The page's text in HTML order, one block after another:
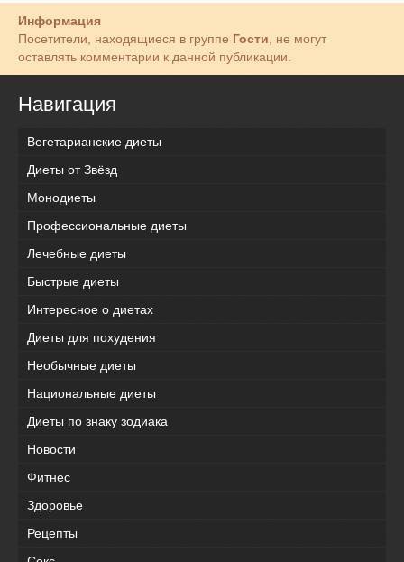
Информация
Посетители, находящиеся в группе Гости , не могут
оставлять комментарии к данной публикации.
Навигация
Вегетарианские диеты
Диеты от Звёзд
Монодиеты
Профессиональные диеты
Лечебные диеты
Быстрые диеты
Интересное о диетах
Диеты для похудения
Необычные диеты
Национальные диеты
Диеты по знаку зодиака
Новости
Фитнес
Здоровье
Рецепты